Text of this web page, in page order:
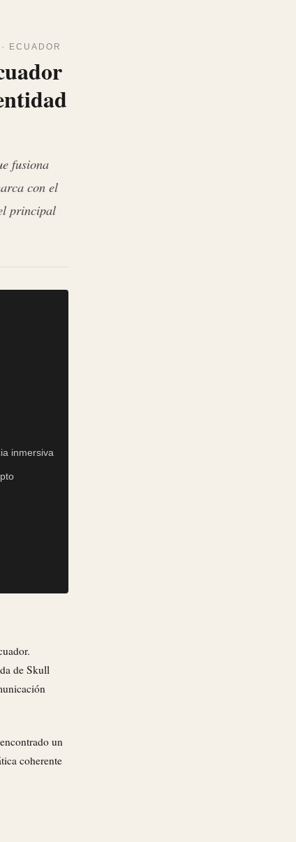
ECUADOR
fusiona
con el
principal
inmersiva
de Skull
un
coherente